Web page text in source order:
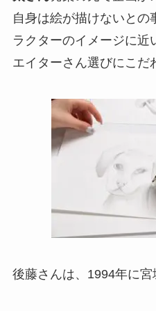
自身は絵が描けないとの
ラクターのイメージに近
エイターさん選びにこだ
後藤さんは、1994年に宮